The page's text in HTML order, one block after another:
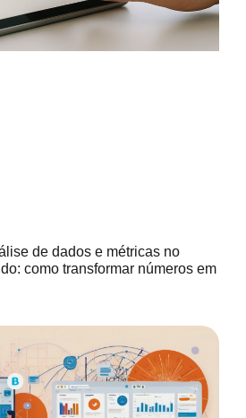
de dados e métricas no
como transformar números em